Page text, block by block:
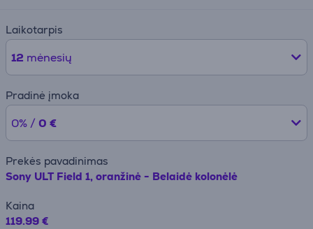
Laikotarpis
12 mėnesių
Pradinė įmoka
0% / 0 €
Prekės pavadinimas
Sony ULT Field 1, oranžinė - Belaidė kolonėlė
Kaina
119.99 €